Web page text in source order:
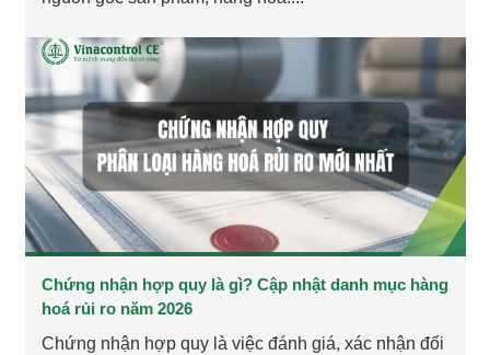
Chứng nhận hợp quy là gì? Cập nhật danh mục hàng
hoá rủi ro năm 2026
Chứng nhận hợp quy là việc đánh giá, xác nhận đối